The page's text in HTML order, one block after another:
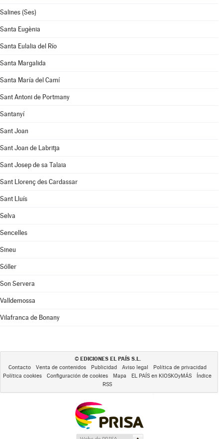
Salines (Ses)
Santa Eugènia
Santa Eulalia del Río
Santa Margalida
Santa María del Camí
Sant Antoni de Portmany
Santanyí
Sant Joan
Sant Joan de Labritja
Sant Josep de sa Talaia
Sant Llorenç des Cardassar
Sant Lluís
Selva
Sencelles
Sineu
Sóller
Son Servera
Valldemossa
Vilafranca de Bonany
© EDICIONES EL PAÍS S.L.
Contacto Venta de contenidos Publicidad Aviso legal
Política de privacidad
Política cookies
Configuración de cookies Mapa EL PAÍS en KIOSKOyMÁS
Índice
RSS